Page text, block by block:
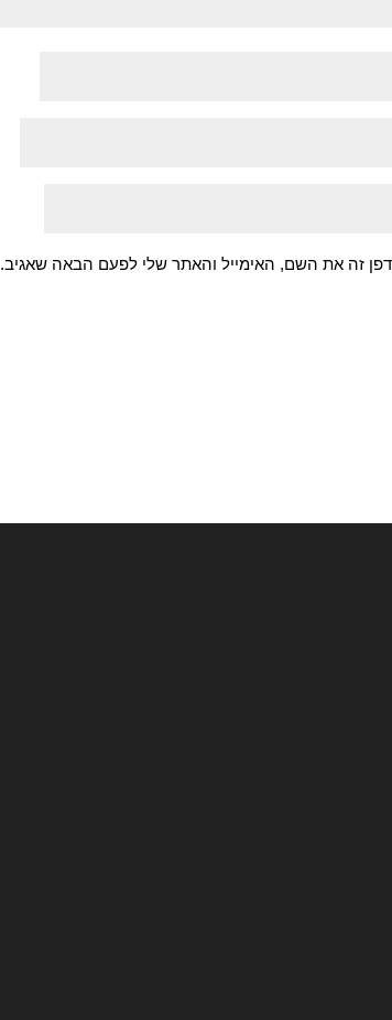
זה את השם, האימייל והאתר שלי לפעם הבאה שאגיב.